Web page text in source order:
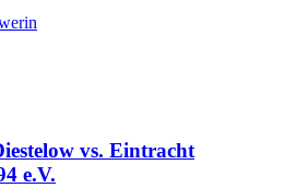
vs. Eintracht
e.V.